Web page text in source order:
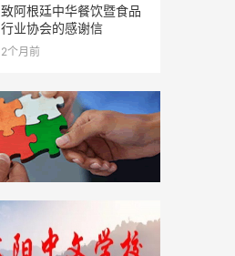
致阿根廷中华餐饮暨食品
行业协会的感谢信
2个月前